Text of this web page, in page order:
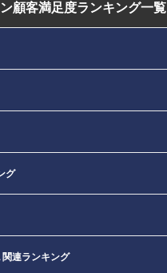
顧客満足度ランキング一覧
グ
関連ランキング